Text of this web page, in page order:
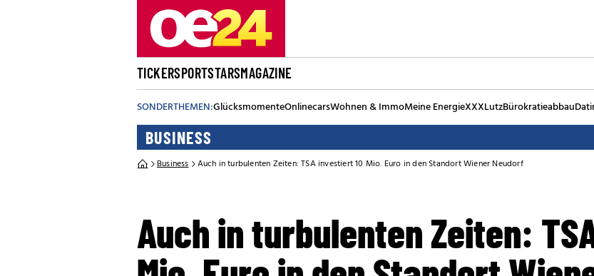
TICKERSPORTSTARSMAGAZINE
SONDERTHEMEN:GlücksmomenteOnlinecarsWohnen & ImmoMeine EnergieXXXLutzBürokratieabbau
BUSINESS
Business Auch in turbulenten Zeiten: TSA investiert 10 Mio. Euro in den Standort Wiener Neudorf
Auch in turbulenten Zeiten: